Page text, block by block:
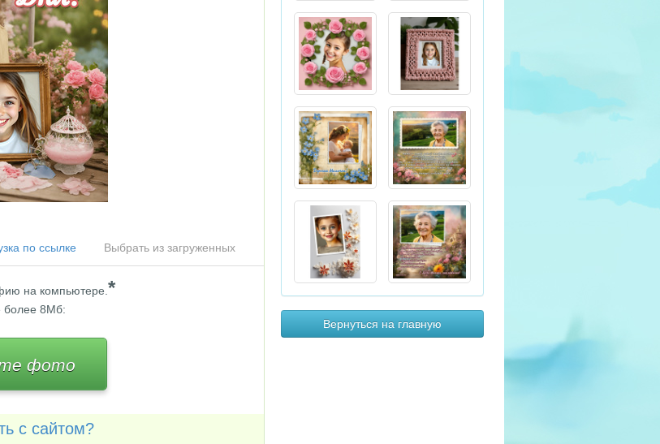
Вернуться на главную
по ссылке Выбрать из загруженных
на компьютере. *
более 8Мб:
фото
с сайтом?